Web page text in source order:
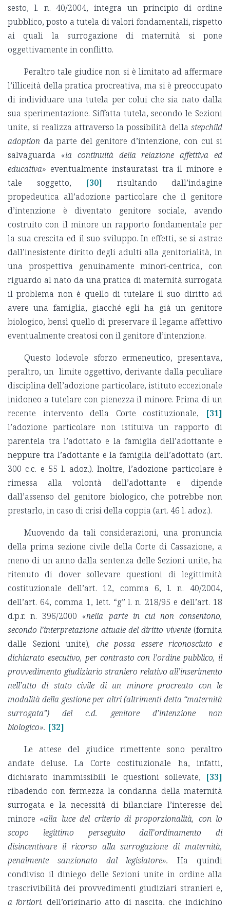
sesto, l. n. 40/2004, integra un principio di ordine
pubblico, posto a tutela di valori fondamentali, rispetto
ai quali la surrogazione di maternità si pone
oggettivamente in conflitto.
Peraltro tale giudice non si è limitato ad affermare
l’illiceità della pratica procreativa, ma si è preoccupato
di individuare una tutela per colui che sia nato dalla
sua sperimentazione. Siffatta tutela, secondo le Sezioni
unite, si realizza attraverso la possibilità della stepchild
adoption da parte del genitore d’intenzione, con cui si
salvaguarda «la continuità della relazione affettiva ed
educativa» eventualmente instauratasi tra il minore e
tale soggetto,
[30] risultando dall’indagine
propedeutica all’adozione particolare che il genitore
d’intenzione è diventato genitore sociale, avendo
costruito con il minore un rapporto fondamentale per
la sua crescita ed il suo sviluppo. In effetti, se si astrae
dall’inesistente diritto degli adulti alla genitorialità, in
una prospettiva genuinamente minori-centrica, con
riguardo al nato da una pratica di maternità surrogata
il problema non è quello di tutelare il suo diritto ad
avere una famiglia, giacché egli ha già un genitore
biologico, bensì quello di preservare il legame affettivo
eventualmente creatosi con il genitore d’intenzione.
Questo lodevole sforzo ermeneutico, presentava,
peraltro, un limite oggettivo, derivante dalla peculiare
disciplina dell’adozione particolare, istituto eccezionale
inidoneo a tutelare con pienezza il minore. Prima di un
recente intervento della Corte costituzionale,
[31]
l’adozione particolare non istituiva un rapporto di
parentela tra l’adottato e la famiglia dell’adottante e
neppure tra l’adottante e la famiglia dell’adottato (art.
300 c.c. e 55 l. adoz.). Inoltre, l’adozione particolare è
rimessa alla volontà dell’adottante e dipende
dall’assenso del genitore biologico, che potrebbe non
prestarlo, in caso di crisi della coppia (art. 46 l. adoz.).
Muovendo da tali considerazioni, una pronuncia
della prima sezione civile della Corte di Cassazione, a
meno di un anno dalla sentenza delle Sezioni unite, ha
ritenuto di dover sollevare questioni di legittimità
costituzionale dell’art. 12, comma 6, l. n. 40/2004,
dell’art. 64, comma 1, lett. “g” l. n. 218/95 e dell’art. 18
d.p.r. n. 396/2000 «nella parte in cui non consentono,
secondo l’interpretazione attuale del diritto vivente (fornita
dalle Sezioni unite), che possa essere riconosciuto e
dichiarato esecutivo, per contrasto con l’ordine pubblico, il
provvedimento giudiziario straniero relativo all’inserimento
nell’atto di stato civile di un minore procreato con le
modalità della gestione per altri (altrimenti detta “maternità
surrogata”) del c.d. genitore d’intenzione non
biologico». [32]
Le attese del giudice rimettente sono peraltro
andate deluse. La Corte costituzionale ha, infatti,
dichiarato inammissibili le questioni sollevate, [33]
ribadendo con fermezza la condanna della maternità
surrogata e la necessità di bilanciare l’interesse del
minore «alla luce del criterio di proporzionalità, con lo
scopo legittimo perseguito dall’ordinamento di
disincentivare il ricorso alla surrogazione di maternità,
penalmente sanzionato dal legislatore».Ha quindi
condiviso il diniego delle Sezioni unite in ordine alla
trascrivibilità dei provvedimenti giudiziari stranieri e,
a fortiori, dell’originario atto di nascita, che indichino